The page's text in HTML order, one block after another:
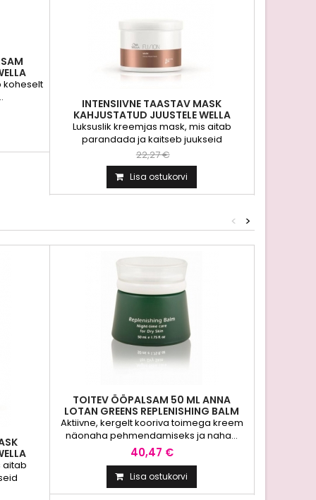
koheselt
INTENSIIVNE TAASTAV MASK
KAHJUSTATUD JUUSTELE WELLA
FUSION INTENSE REPAIR...
Luksuslik kreemjas mask, mis aitab
parandada ja kaitseb juukseid
murdumise...
22,27 €
Lisa ostukorvi
>
<
aitab
TOITEV ÖÖPALSAM 50 ML ANNA
LOTAN GREENS REPLENISHING BALM
NIGHT-TIME CARE
Aktiivne, kergelt kooriva toimega kreem
näonaha pehmendamiseks ja naha...
40,47 €
Lisa ostukorvi